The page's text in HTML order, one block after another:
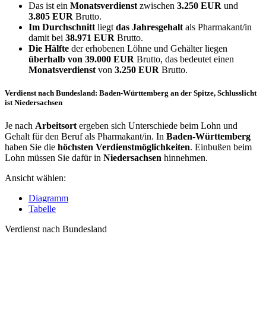
Das ist ein Monatsverdienst zwischen 3.250 EUR und
3.805 EUR Brutto.
Im Durchschnitt liegt das Jahresgehalt als Pharmakant/in
damit bei 38.971 EUR Brutto.
Die Hälfte der erhobenen Löhne und Gehälter liegen
überhalb von 39.000 EUR Brutto, das bedeutet einen
Monatsverdienst von 3.250 EUR Brutto.
Verdienst nach Bundesland: Baden-Württemberg an der Spitze, Schlusslicht
ist Niedersachsen
Je nach Arbeitsort ergeben sich Unterschiede beim Lohn und
Gehalt für den Beruf als Pharmakant/in. In Baden-Württemberg
haben Sie die höchsten Verdienstmöglichkeiten. Einbußen beim
Lohn müssen Sie dafür in Niedersachsen hinnehmen.
Ansicht wählen:
Diagramm
Tabelle
Verdienst nach Bundesland